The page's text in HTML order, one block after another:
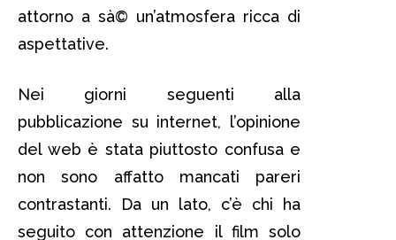
attorno a sà© un’atmosfera ricca di
aspettative.
Nei giorni seguenti alla
pubblicazione su internet, l’opinione
del web è stata piuttosto confusa e
non sono affatto mancati pareri
contrastanti. Da un lato, c’è chi ha
seguito con attenzione il film solo